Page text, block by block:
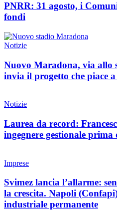
PNRR: 31 agosto, i
fondi
Notizie
Nuovo Maradona, via allo
invia il progetto che piace a
Notizie
Laurea da record:
ingegnere gestionale prima
Imprese
Svimez lancia l’allarme:
la crescita. Napoli
industriale permanente